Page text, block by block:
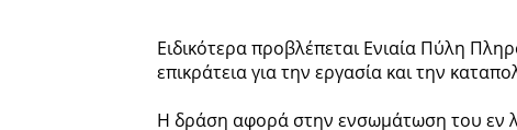
Ειδικότερα προβλέπεται Ενιαία Πύλη
επικράτεια για την εργασία και την
Η δράση αφορά στην ενσωμάτωση του εν